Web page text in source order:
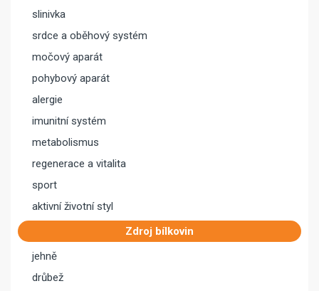
slinivka
srdce a oběhový systém
močový aparát
pohybový aparát
alergie
imunitní systém
metabolismus
regenerace a vitalita
sport
aktivní životní styl
Zdroj bílkovin
jehně
drůbež